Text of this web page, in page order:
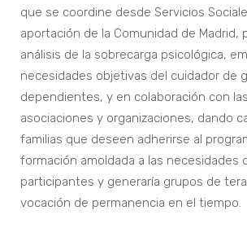
que se coordine desde Servicios
aportación de la Comunidad de Madrid,
análisis de la sobrecarga psicológica,
necesidades objetivas del cuidador de
dependientes, y en colaboración con
asociaciones y organizaciones, dando
familias que deseen adherirse al
formación amoldada a las necesidades
participantes y generaría grupos de
vocación de permanencia en el tiempo.